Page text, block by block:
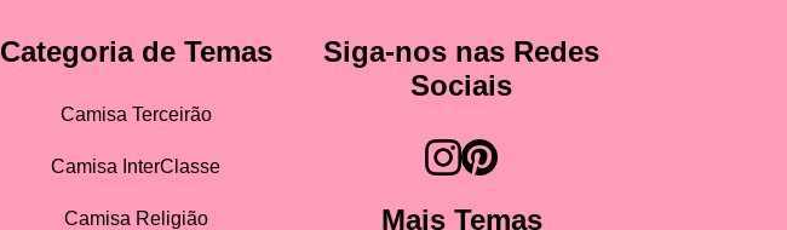
Categoria de Temas
Camisa Terceirão
Camisa InterClasse
Camisa Religião
Siga-nos nas Redes
Sociais
Mais Temas